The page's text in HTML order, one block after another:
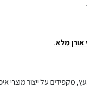
אורן מלא.
על ייצור מוצרי